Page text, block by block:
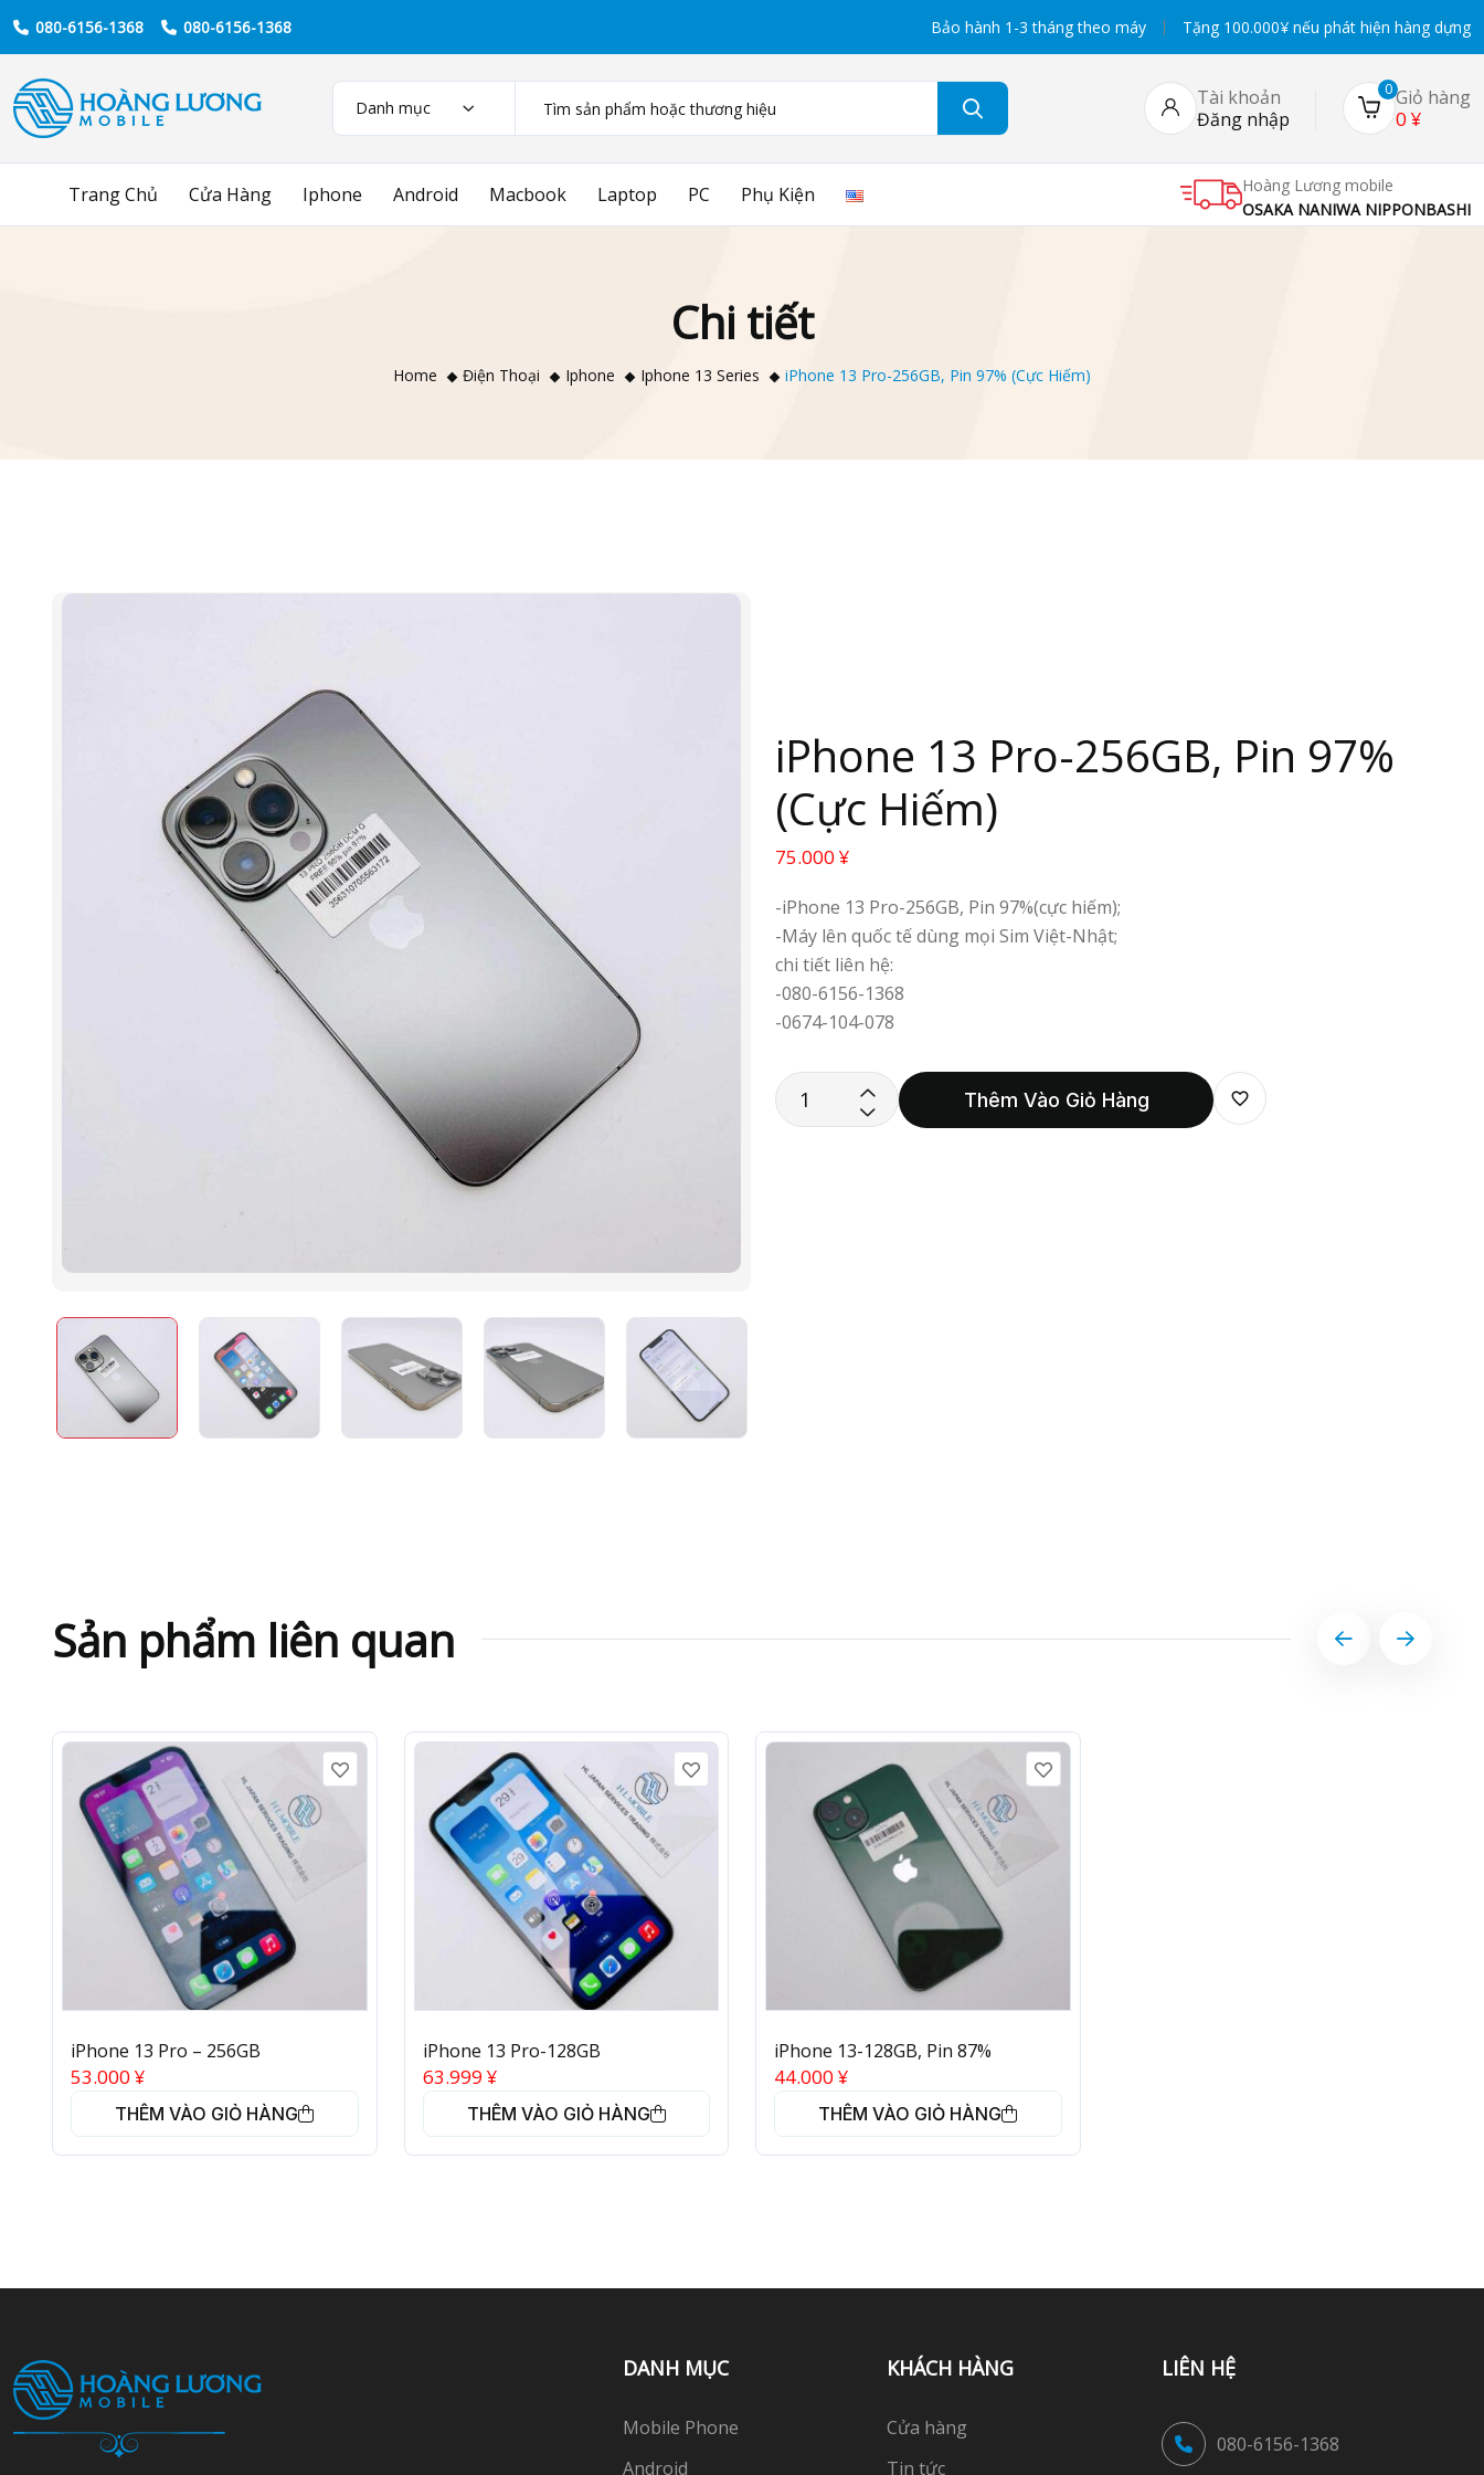
080-6156-1368 080-6156-1368 Bảo hành 1-3 tháng theo máy Tặng 100.000¥ nếu phát hiện hàng dựng
Danh mục
Tài khoản
Đăng nhập
0 Giỏ hàng
0 ¥
Trang Chủ Cửa Hàng Iphone Android Macbook Laptop PC Phụ Kiện
Hoàng Lương mobile
OSAKA NANIWA NIPPONBASHI
Chi tiết
Home Điện Thoại Iphone Iphone 13 Series iPhone 13 Pro-256GB, Pin 97% (Cực Hiếm)
iPhone 13 Pro-256GB, Pin 97%
(Cực Hiếm)
75.000 ¥
-iPhone 13 Pro-256GB, Pin 97%(cực hiếm);
-Máy lên quốc tế dùng mọi Sim Việt-Nhật;
chi tiết liên hệ:
-080-6156-1368
-0674-104-078
Thêm Vào Giỏ Hàng
Sản phẩm liên quan
iPhone 13 Pro – 256GB
53.000 ¥
THÊM VÀO GIỎ HÀNG
iPhone 13 Pro-128GB
63.999 ¥
THÊM VÀO GIỎ HÀNG
iPhone 13-128GB, Pin 87%
44.000 ¥
THÊM VÀO GIỎ HÀNG
DANH MỤC
Mobile Phone
Android
KHÁCH HÀNG
Cửa hàng
Tin tức
LIÊN HỆ
080-6156-1368